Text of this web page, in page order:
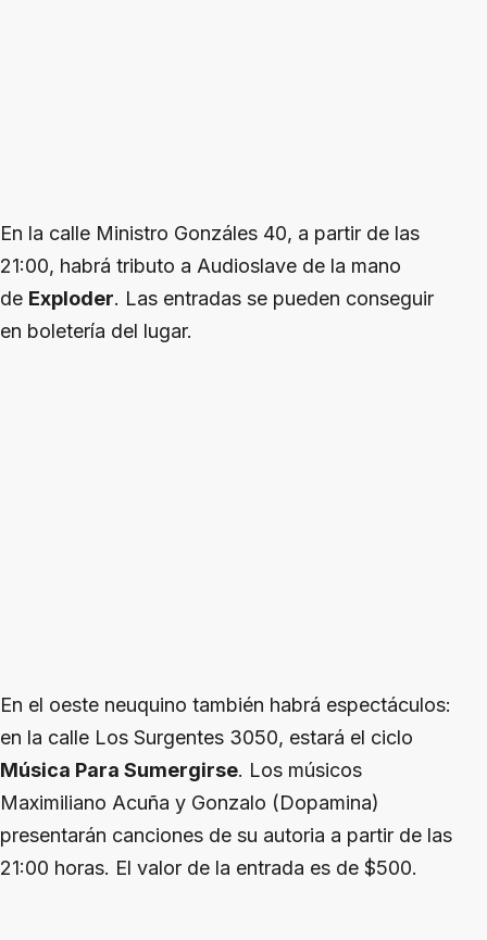
En la calle Ministro Gonzáles 40, a partir de las
21:00, habrá tributo a Audioslave de la mano
de Exploder. Las entradas se pueden conseguir
en boletería del lugar.
En el oeste neuquino también habrá espectáculos:
en la calle Los Surgentes 3050, estará el ciclo
Música Para Sumergirse. Los músicos
Maximiliano Acuña y Gonzalo (Dopamina)
presentarán canciones de su autoria a partir de las
21:00 horas. El valor de la entrada es de $500.